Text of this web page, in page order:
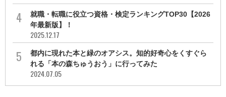
就職・転職に役立つ資格・検定ランキングTOP30【2026
年最新版】！
2025.12.17
都内に現れた本と緑のオアシス。知的好奇心をくすぐら
れる「本の森ちゅうおう」に行ってみた
2024.07.05